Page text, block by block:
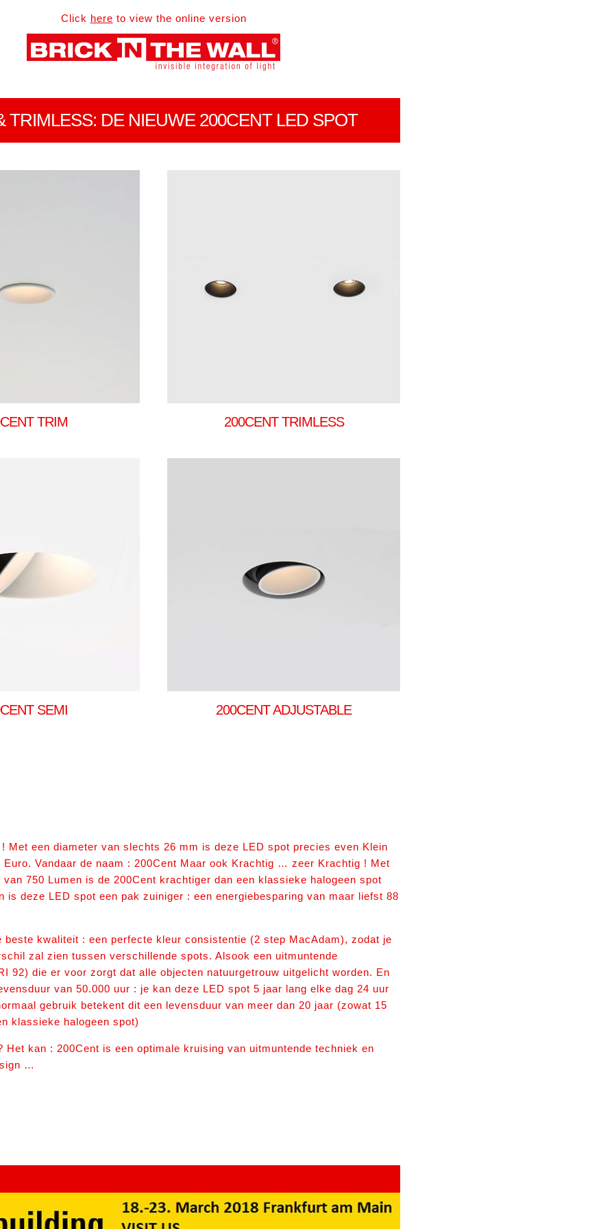
Click here to view the online version
TRIMLESS: DE NIEUWE 200CENT LED SPOT
TRIM 200CENT TRIMLESS
SEMI 200CENT ADJUSTABLE
Met een diameter van slechts 26 mm is deze LED spot precies even Klein
Vandaar de naam : 200Cent Maar ook Krachtig … zeer Krachtig ! Met
750 Lumen is de 200Cent krachtiger dan een klassieke halogeen spot
is deze LED spot een pak zuiniger : een energiebesparing van maar liefst 88
beste kwaliteit : een perfecte kleur consistentie (2 step MacAdam), zodat je
zal zien tussen verschillende spots. Alsook een uitmuntende
92) die er voor zorgt dat alle objecten natuurgetrouw uitgelicht worden. En
van 50.000 uur : je kan deze LED spot 5 jaar lang elke dag 24 uur
gebruik betekent dit een levensduur van meer dan 20 jaar (zowat 15
klassieke halogeen spot)
Het kan : 200Cent is een optimale kruising van uitmuntende techniek en
…